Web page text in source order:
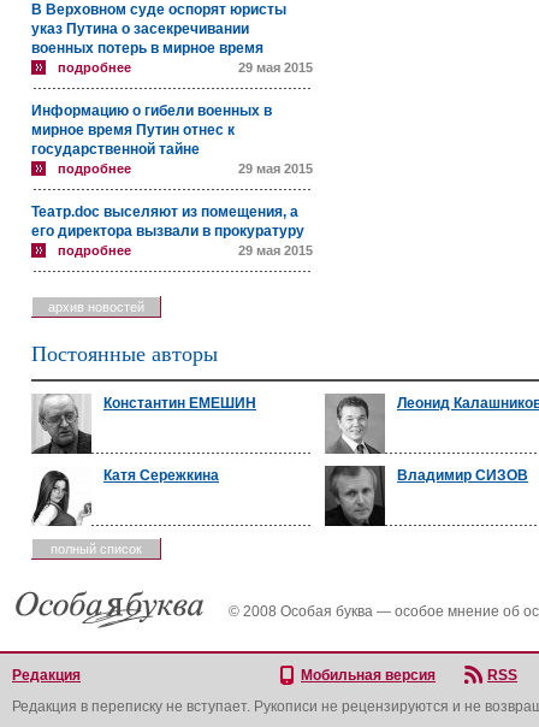
В Верховном суде оспорят юристы
указ Путина о засекречивании
военных потерь в мирное время
подробнее 29 мая 2015
Информацию о гибели военных в
мирное время Путин отнес к
государственной тайне
подробнее 29 мая 2015
Театр.doc выселяют из помещения, а
его директора вызвали в прокуратуру
подробнее 29 мая 2015
архив новостей
Постоянные авторы
Константин ЕМЕШИН Леонид
Катя Сережкина Владимир СИЗОВ
полный список
© 2008 Особая буква — особое мнение об
Редакция Мобильная версия
RSS
Редакция в переписку не вступает. Рукописи не рецензируются и не